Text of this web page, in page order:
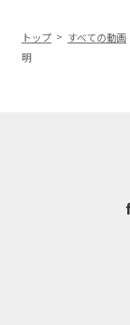
トップ すべての動画
明